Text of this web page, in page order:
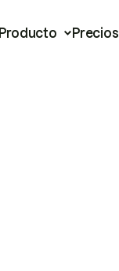
Producto Precios